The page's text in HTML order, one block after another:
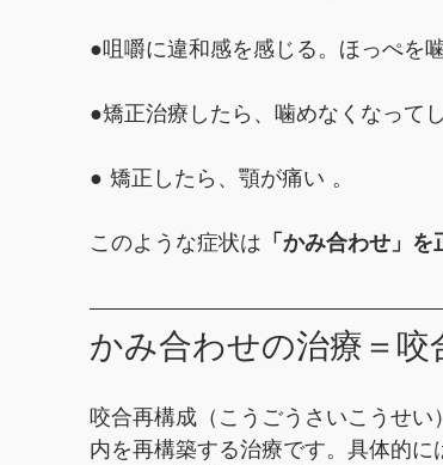
●咀嚼に違和感を感じる。ほっぺを
●矯正治療したら、噛めなくなってし
● 矯正したら、顎が痛い 。
このような症状は 「かみ合わせ」
かみ合わせの治療＝咬
咬合再構成（こうごうさいこうせ
内を再構築する治療です。具体的